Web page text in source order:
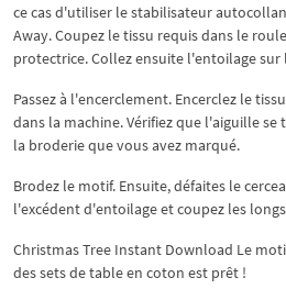
ce cas d'utiliser le stabilisateur
Away. Coupez le tissu requis dans le
protectrice. Collez ensuite l'entoilage sur
Passez à l'encerclement. Encerclez le
dans la machine. Vérifiez que l'aiguille
la broderie que vous avez marqué.
Brodez le motif. Ensuite, défaites le
l'excédent d'entoilage et coupez les
Christmas Tree Instant Download Le
des sets de table en coton est prêt !